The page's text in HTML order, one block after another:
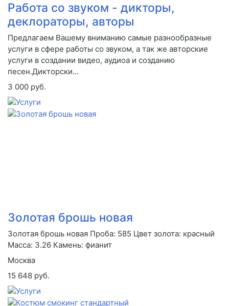
Работа со звуком - дикторы,
деклораторы, авторы
Предлагаем Вашему вниманию самые разнообразные
услуги в сфере работы со звуком, а так же авторские
услуги в создании видео, аудиоа и созданию
песен.Дикторски...
3 000 руб.
Золотая брошь новая
Золотая брошь новая Проба: 585 Цвет золота: красный
Масса: 3.26 Камень: фианит
Москва
15 648 руб.